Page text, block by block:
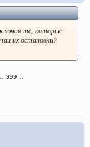
те, которые
их остановки?
эээ ..